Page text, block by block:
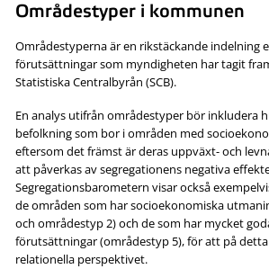
Områdestyper i kommunen
Områdestyperna är en rikstäckande indelning
förutsättningar som myndigheten har tagit
Statistiska Centralbyrån (SCB).
En analys utifrån områdestyper bör inkludera
befolkning som bor i områden med
eftersom det främst är deras uppväxt- och
att påverkas av segregationens negativa
Segregationsbarometern visar också
de områden som har socioekonomiska
och områdestyp 2) och de som har mycket
förutsättningar (områdestyp 5), för att på
relationella perspektivet.